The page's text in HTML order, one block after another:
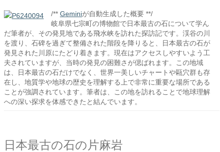
/** Geminiが自動生成した概要 **/
岐阜県七宗町の博物館で日本最古の石について学ん
だ筆者が、その発見地である飛水峡を訪れた探訪記です。渓谷の川
を渡り、石碑を過ぎて整備された階段を降りると、日本最古の石が
発見された川原にたどり着きます。現在はアクセスしやすいよう工
夫されていますが、当時の発見の困難さが偲ばれます。この地域
は、日本最古の石だけでなく、世界一美しいチャートや甌穴群も存
在し、地質学や地球の歴史を理解する上で非常に重要な場所である
ことが強調されています。筆者は、この地を訪れることで地球理解
への深い探求を体感できたと結んでいます。
日本最古の石の片麻岩